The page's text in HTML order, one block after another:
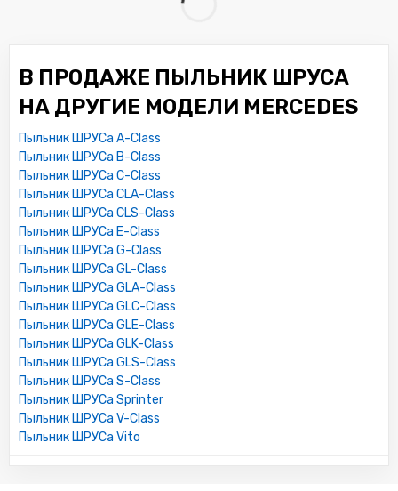
В ПРОДАЖЕ ПЫЛЬНИК ШРУСА
НА ДРУГИЕ МОДЕЛИ MERCEDES
Пыльник ШРУСа A-Class
Пыльник ШРУСа B-Class
Пыльник ШРУСа C-Class
Пыльник ШРУСа CLA-Class
Пыльник ШРУСа CLS-Class
Пыльник ШРУСа E-Class
Пыльник ШРУСа G-Class
Пыльник ШРУСа GL-Class
Пыльник ШРУСа GLA-Class
Пыльник ШРУСа GLC-Class
Пыльник ШРУСа GLE-Class
Пыльник ШРУСа GLK-Class
Пыльник ШРУСа GLS-Class
Пыльник ШРУСа S-Class
Пыльник ШРУСа Sprinter
Пыльник ШРУСа V-Class
Пыльник ШРУСа Vito